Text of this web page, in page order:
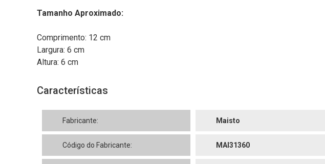
Tamanho Aproximado:
Comprimento: 12 cm
Largura: 6 cm
Altura: 6 cm
Características
Fabricante: Maisto
Código do Fabricante: MAI31360